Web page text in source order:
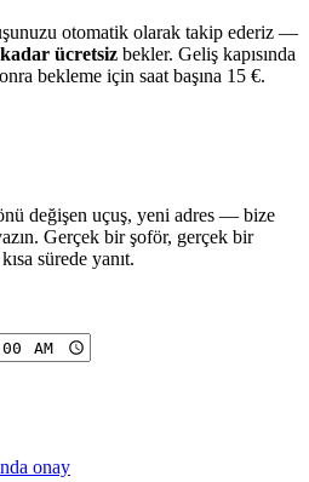
otomatik olarak takip ederiz —
kadar ücretsiz bekler. Geliş kapısında
bekleme için saat başına 15 €.
değişen uçuş, yeni adres — bize
Gerçek bir şoför, gerçek bir
sürede yanıt.
onay